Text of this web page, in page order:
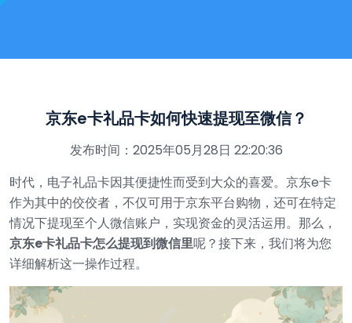
京东e卡礼品卡如何快速提现至微信？
发布时间：2025年05月28日 22:20:36
时代，电子礼品卡因其便捷性而受到大众的喜爱。京东e卡
作为其中的佼佼者，不仅可用于京东平台购物，还可在特定
情况下提现至个人微信账户，实现资金的灵活运用。那么，
京东e卡礼品卡怎么提现到微信里呢？接下来，我们将为您
详细解析这一操作过程。